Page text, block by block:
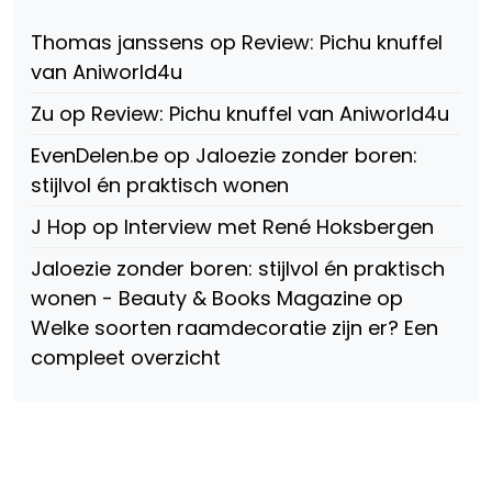
Facebook
Thomas janssens op Review: Pichu knuffel
van Aniworld4u
Zu op Review: Pichu knuffel van Aniworld4u
EvenDelen.be op Jaloezie zonder boren:
stijlvol én praktisch wonen
J Hop op Interview met René Hoksbergen
Jaloezie zonder boren: stijlvol én praktisch
wonen - Beauty & Books Magazine op
Welke soorten raamdecoratie zijn er? Een
compleet overzicht